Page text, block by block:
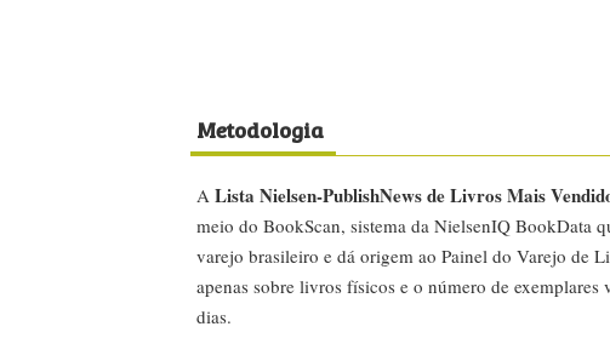
Metodologia
A Lista Nielsen-PublishNews de Livros Mais
meio do BookScan, sistema da NielsenIQ BookData
varejo brasileiro e dá origem ao Painel do Varejo de
apenas sobre livros físicos e o número de
dias.